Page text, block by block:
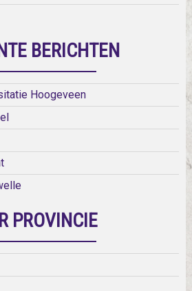
BERICHTEN
Hoogeveen
PROVINCIE